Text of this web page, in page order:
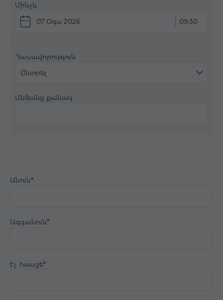
Մինչև
07 Օգս 2026 09:30
Դասավորություն
Ընտրել
Անձանց քանակ
Անուն
Ազգանուն
էլ. հասցե